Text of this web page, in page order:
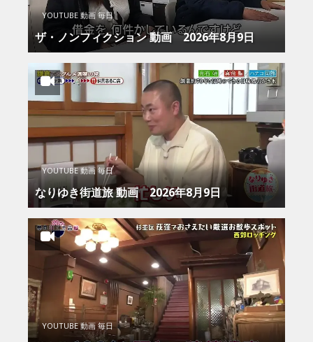
YOUTUBE 動画 毎日
ザ・ノンフィクション 動画 2026年8月9日
YOUTUBE 動画 毎日
なりゆき街道旅 動画 2026年8月9日
YOUTUBE 動画 毎日